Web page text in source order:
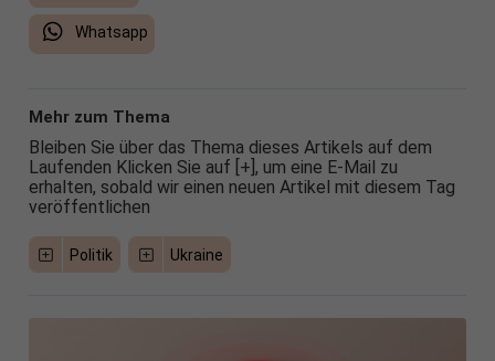
Whatsapp
Mehr zum Thema
Bleiben Sie über das Thema dieses Artikels auf dem
Laufenden Klicken Sie auf [+], um eine E-Mail zu
erhalten, sobald wir einen neuen Artikel mit diesem Tag
veröffentlichen
Politik Ukraine